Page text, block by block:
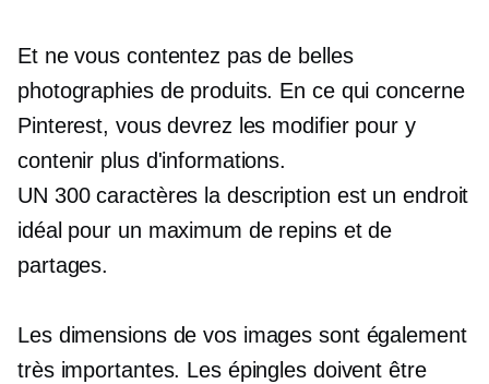
Et ne vous contentez pas de belles
photographies de produits. En ce qui concerne
Pinterest, vous devrez les modifier pour y
contenir plus d'informations.
UN 300 caractères la description est un endroit
idéal pour un maximum de repins et de
partages.
Les dimensions de vos images sont également
très importantes. Les épingles doivent être